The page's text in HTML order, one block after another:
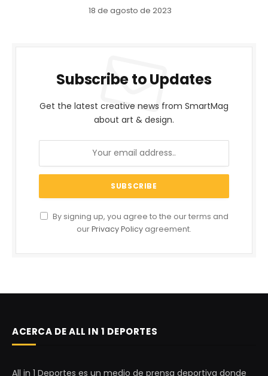
18 de agosto de 2023
Subscribe to Updates
Get the latest creative news from SmartMag
about art & design.
By signing up, you agree to the our terms and
ourPrivacy Policy agreement.
ACERCA DE ALL IN 1 DEPORTES
All in 1 Deportes es un medio de prensa deportiva donde